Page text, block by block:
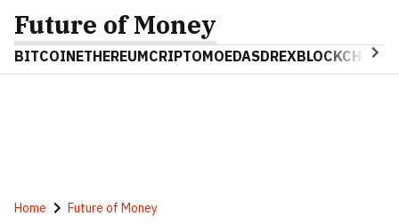
Future of Money
BITCOINETHEREUMCRIPTOMOEDASDREXBLOCKCHAIN
Home Future of Money